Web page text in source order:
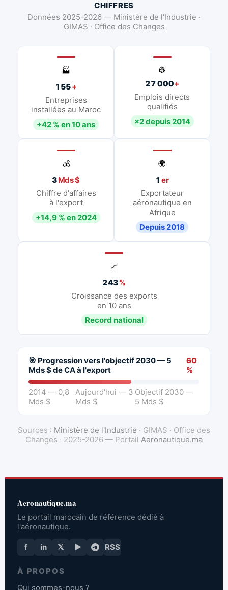
CHIFFRES
Données 2025-2026 — Ministère de l'Industrie ·
GIMAS · Office des Changes
🏭
155+
Entreprises
installées au Maroc
+42 % en 10 ans
👷
27 000+
Emplois directs
qualifiés
×2 depuis 2014
💰
3Mds $
Chiffre d'affaires
à l'export
+14,9 % en 2024
🌍
1 er
Exportateur
aéronautique en
Afrique
Depuis 2018
📈
243%
Croissance des exports
en 10 ans
Record national
🎯 Progression vers l'objectif 2030 — 5
Mds $ de CA à l'export
60
%
2014 — 0,8
Mds $
Aujourd'hui — 3
Mds $
Objectif 2030 —
5 Mds $
Sources : Ministère de l'Industrie · GIMAS · Office des
Changes · 2025-2026 — Portail Aeronautique.ma
Aeronautique.ma
Le portail marocain de référence dédié à
l'aéronautique.
f in 𝕏 ▶ RSS
À PROPOS
Qui sommes-nous ?